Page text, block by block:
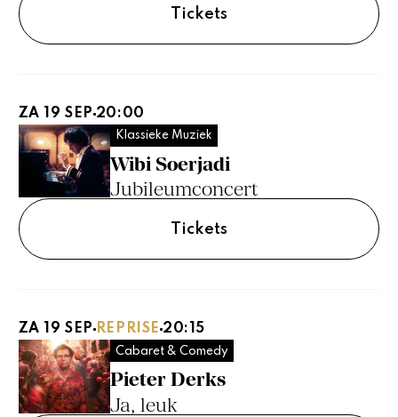
Tickets
Wibi Soerjadi
Jubileumconcert
Klassieke Muziek
Tickets
ZA 19 SEP 20:00
Pieter Derks
Ja, leuk
Cabaret & Comedy
ZA 19 SEP REPRISE 20:15